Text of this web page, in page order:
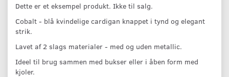
Dette er et eksempel produkt. Ikke til salg.
Cobalt - blå kvindelige cardigan knappet i tynd og elegant
strik.
Lavet af 2 slags materialer - med og uden metallic.
Ideel til brug sammen med bukser eller i åben form med
kjoler.